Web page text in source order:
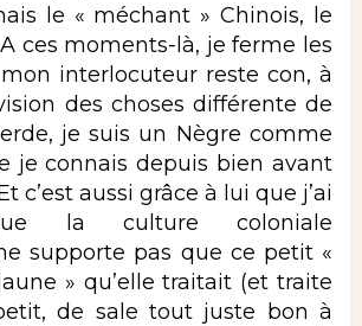
le « méchant » Chinois, le
ces moments-là, je ferme les
interlocuteur reste con, à
des choses différente de
je suis un Nègre comme
je connais depuis bien avant
c’est aussi grâce à lui que j’ai
la culture coloniale
supporte pas que ce petit «
» qu’elle traitait (et traite
de sale tout juste bon à